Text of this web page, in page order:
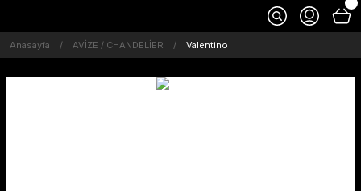
Anasayfa AVİZE / CHANDELİER Valentino